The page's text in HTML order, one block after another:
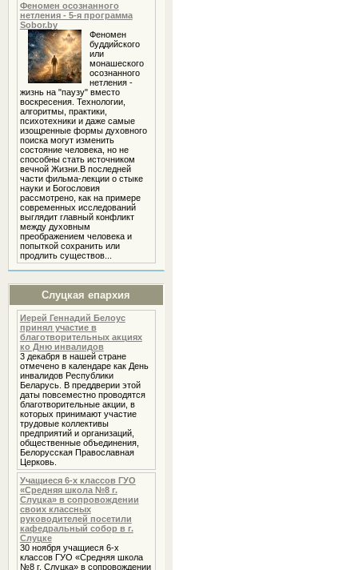
Феномен осознанного
нетления - 5-я программа
Sobor.by
Феномен
буддийского
или
монашеского
осознанного
нетления -
жизнь на "паузу" вместо
воскресения. Технологии,
алгоритмы, практики,
психотехники и даже самые
изощренные формы духовного
поиска могут изменить
состояние человека, но не
способны стать источником
вечной Жизни.В последней
части фильма-лекции о стыке
науки и Богословия
рассмотрено, как на примере
современных исследований
выглядит главный конфликт
между духовным
преображением человека и
попыткой сохранить или
продлить существов...
Слуцкая епархия
Иерей Геннадий Белоус
принял участие в
благотворительных акциях
ко Дню инвалидов
3 декабря в нашей стране
отмечено в календаре как День
инвалидов Республики
Беларусь. В преддверии этой
даты повсеместно проводятся
благотворительные акции, в
которых принимают участие
трудовые коллективы
предприятий и организаций,
общественные объединения,
Белорусская Православная
Церковь.
Учащиеся 6-х классов ГУО
«Средняя школа №8 г.
Слуцка» в сопровождении
своих классных
руководителей посетили
кафедральный собор в г.
Слуцке
30 ноября учащиеся 6-х
классов ГУО «Средняя школа
№8 г. Слуцка» в сопровождении